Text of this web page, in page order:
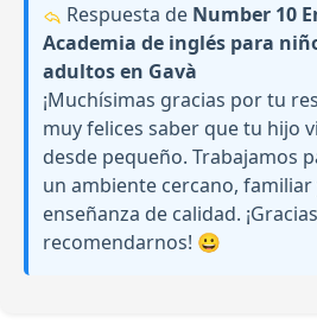
Respuesta de Number 10
Academia de inglés para
adultos en Gavà
¡Muchísimas gracias por tu
muy felices saber que tu hijo
desde pequeño. Trabajamos
un ambiente cercano, familiar
enseñanza de calidad.
recomendarnos! 😀